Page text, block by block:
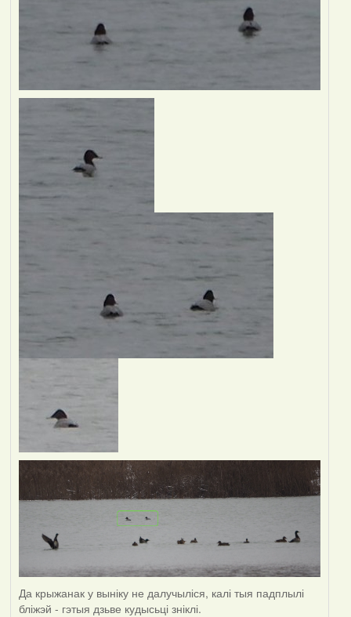
Да крыжанак у выніку не далучыліся, калі тыя падплылі
бліжэй - гэтыя дзьве кудысьці зніклі.